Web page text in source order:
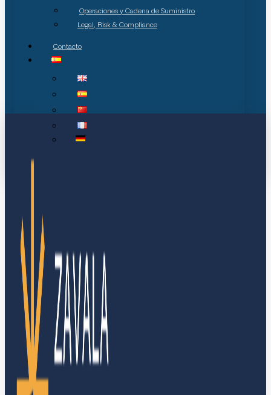
Operaciones y Cadena de Suministro
Legal, Risk & Compliance
Contacto